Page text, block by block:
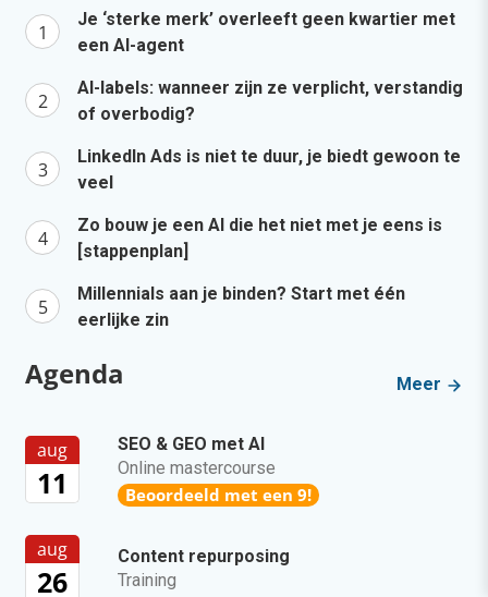
Je ‘sterke merk’ overleeft geen kwartier met
een AI-agent
AI-labels: wanneer zijn ze verplicht, verstandig
of overbodig?
LinkedIn Ads is niet te duur, je biedt gewoon te
veel
Zo bouw je een AI die het niet met je eens is
[stappenplan]
Millennials aan je binden? Start met één
eerlijke zin
Agenda Meer
aug
11
SEO & GEO met AI
Online mastercourse
Beoordeeld met een 9!
aug
26
Content repurposing
Training